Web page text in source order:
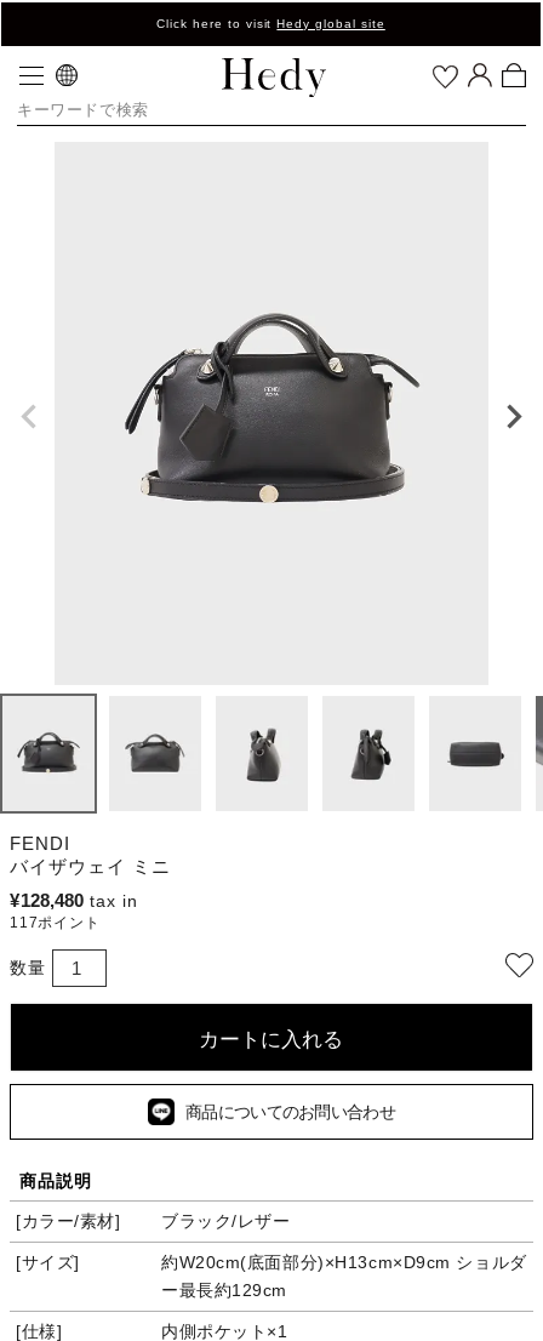
Click here to visitHedy global site
FENDI
バイザウェイ ミニ
¥128,480
117ポイント
カートに入れる
商品についてのお問い合わせ
商品説明
カラー/素材 ブラック/レザー
サイズ
約W20cm(底面部分)×H13cm×D9cm ショルダ
ー最長約129cm
仕様 内側ポケット×1